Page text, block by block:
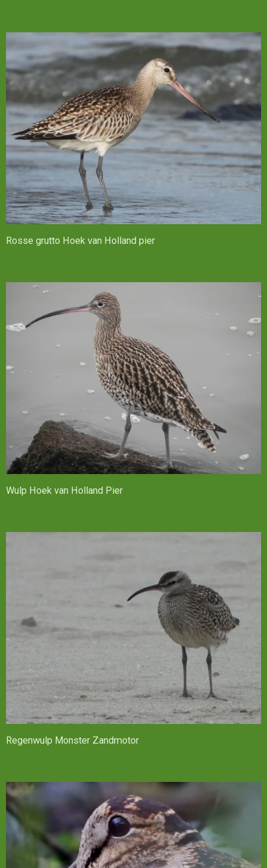
Rosse grutto Hoek van Holland pier
Wulp Hoek van Holland Pier
Regenwulp Monster Zandmotor